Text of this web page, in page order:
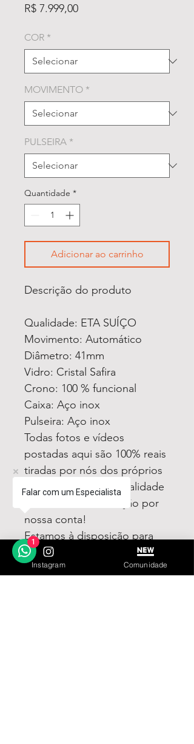
R$ 7.999,00Preço
COR *
MOVIMENTO *
PULSEIRA *
Quantidade *
Adicionar ao carrinho
Descrição do produto
Qualidade: ETA SUÍÇO
Movimento: Automático
Diâmetro: 41mm
Vidro: Cristal Safira
Crono: 100 % funcional
Caixa: Aço inox
Pulseira: Aço inox
Todas fotos e vídeos
postadas aqui são 100% reais
tiradas por nós dos próprios
produtos à venda!Qualidade
garantida ou devolução por
nossa conta!
Estamos à disposição para
dúvidas! Pergunte a vontade!
Instagram Comunidade
Falar com um Especialista
1